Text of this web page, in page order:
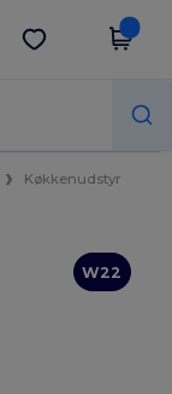
Hent app
Køkkenudstyr
W22